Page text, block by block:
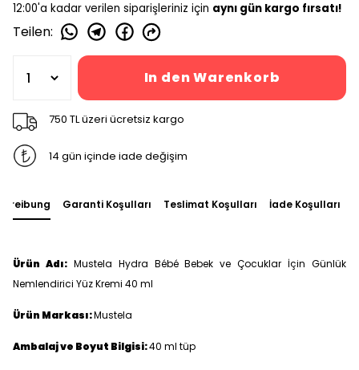
12:00'a kadar verilen siparişleriniz için aynı gün kargo fırsatı!
Teilen:
In den Warenkorb
750 TL üzeri ücretsiz kargo
14 gün içinde iade değişim
Garanti Koşulları Teslimat Koşulları İade Koşulları
Ürün Adı: Mustela Hydra Bébé Bebek ve Çocuklar İçin Günlük
Nemlendirici Yüz Kremi 40 ml
Ürün Markası:Mustela
Ambalaj ve Boyut Bilgisi:40 ml tüp